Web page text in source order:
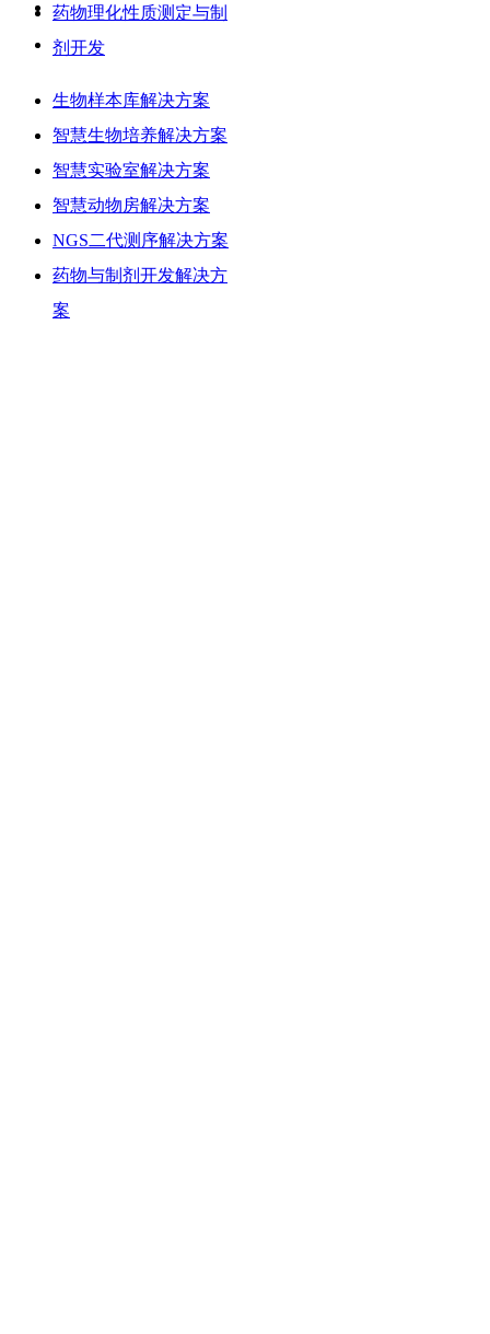
药物理化性质测定与制
剂开发
生物样本库解决方案
智慧生物培养解决方案
智慧实验室解决方案
智慧动物房解决方案
NGS二代测序解决方案
药物与制剂开发解决方
案